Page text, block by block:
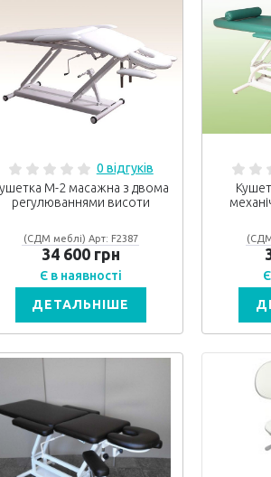
0 відгуків
М-2 масажна з двома
регулюваннями висоти
(СДМ меблі) Арт: F2387
34 600 грн
Є в наявності
ДЕТАЛЬНІШЕ
(СДМ